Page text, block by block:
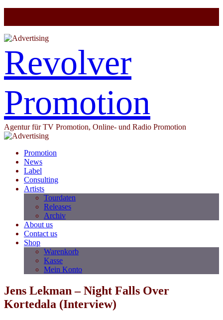
Revolver
Promotion
Agentur für TV Promotion, Online- und Radio Promotion
Promotion
News
Label
Consulting
Artists
Tourdaten
Releases
Archiv
About us
Contact us
Shop
Warenkorb
Kasse
Mein Konto
Jens Lekman – Night Falls Over
Kortedala (Interview)